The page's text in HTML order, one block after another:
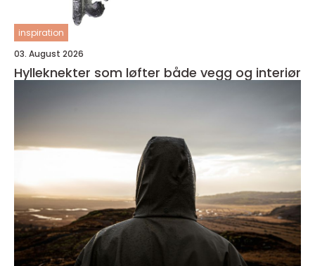
inspiration
03. August 2026
Hylleknekter som løfter både vegg og interiør